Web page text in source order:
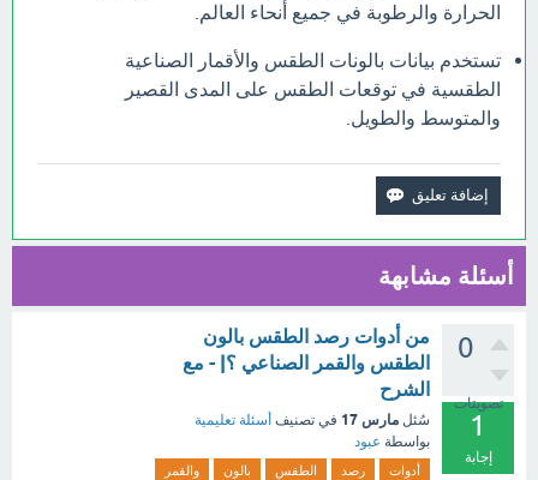
الحرارة والرطوبة في جميع أنحاء العالم.
تستخدم بيانات بالونات الطقس والأقمار الصناعية
الطقسية في توقعات الطقس على المدى القصير
والمتوسط والطويل.
أسئلة مشابهة
0
تصويتات
1
إجابة
من أدوات رصد الطقس بالون
الطقس والقمر الصناعي ؟| - مع
الشرح
سُئل مارس 17 في تصنيف أسئلة تعليمية
بواسطة عبود
أدوات رصد الطقس بالون
والقمر